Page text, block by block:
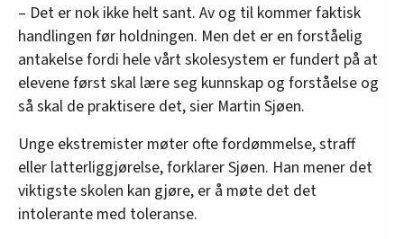
– Det er nok ikke helt sant. Av og til kommer faktisk
handlingen før holdningen. Men det er en forståelig
antakelse fordi hele vårt skolesystem er fundert på at
elevene først skal lære seg kunnskap og forståelse og
så skal de praktisere det, sier Martin Sjøen.
Unge ekstremister møter ofte fordømmelse, straff
eller latterliggjørelse, forklarer Sjøen. Han mener det
viktigste skolen kan gjøre, er å møte det det
intolerante med toleranse.